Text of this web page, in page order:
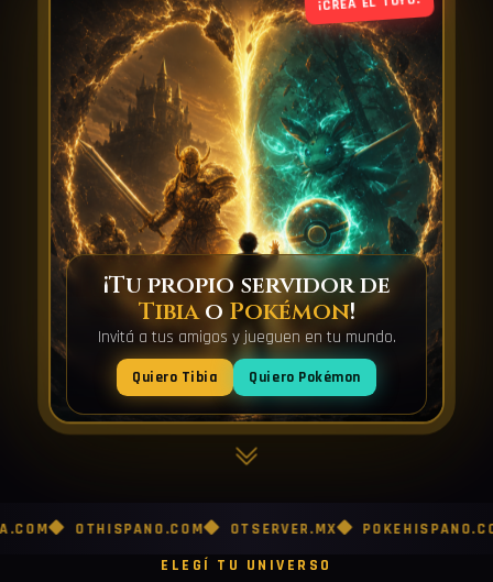
¡Tu propio servidor de
Tibiao Pokémon!
Invitá a tus amigos y jueguen en tu mundo.
Quiero Tibia Quiero Pokémon
OTSERVER.MX POKEHISPANO.COM
ELEGÍ TU UNIVERSO